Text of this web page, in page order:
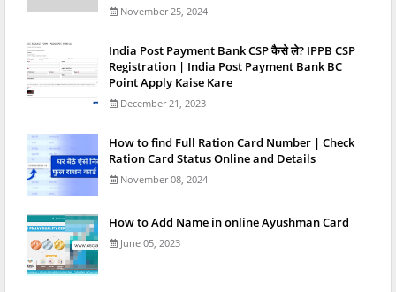
November 25, 2024
India Post Payment Bank CSP कैसे ले? IPPB CSP
Registration | India Post Payment Bank BC
Point Apply Kaise Kare
December 21, 2023
How to find Full Ration Card Number | Check
Ration Card Status Online and Details
November 08, 2024
How to Add Name in online Ayushman Card
June 05, 2023